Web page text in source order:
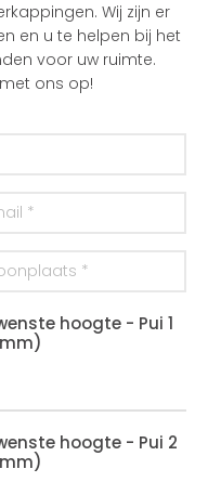
Wij zijn er
en u te helpen bij het
voor uw ruimte.
ons op!
hoogte - Pui 1
hoogte - Pui 2